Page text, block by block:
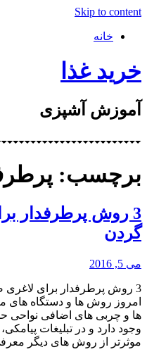
Skip to content
خانه
خرید غذا
آموزش آشپزی
برچسب:
3 روش پرطرفدار
گردن
می 5, 2016
3 روش پرطرفدار برای لاغری
امروز روش ها و دستگاه های
ها و چربی های اضافی
وجود دارد و در تبلیغات
موثرتر از روش های دیگر معرفی